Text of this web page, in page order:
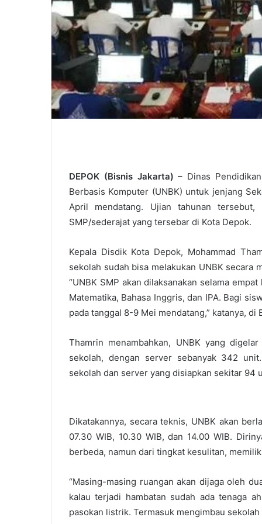
DEPOK (Bisnis Jakarta) – Dinas
Berbasis Komputer (UNBK) untuk jenjang
April mendatang. Ujian tahunan
SMP/sederajat yang tersebar di Kota Depok.
Kepala Disdik Kota Depok, Mohammad
sekolah sudah bisa melakukan UNBK secara
“UNBK SMP akan dilaksanakan selama
Matematika, Bahasa Inggris, dan IPA. Bagi
pada tanggal 8-9 Mei mendatang,” katanya, di
Thamrin menambahkan, UNBK yang
sekolah, dengan server sebanyak 342
sekolah dan server yang disiapkan sekitar 94
Dikatakannya, secara teknis, UNBK akan
07.30 WIB, 10.30 WIB, dan 14.00 WIB.
berbeda, namun dari tingkat kesulitan,
“Masing-masing ruangan akan dijaga oleh
kalau terjadi hambatan sudah ada tenaga
pasokan listrik. Termasuk mengimbau